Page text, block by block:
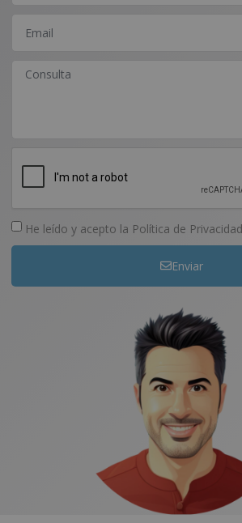
He leído y acepto la Política de Privacidad
Enviar